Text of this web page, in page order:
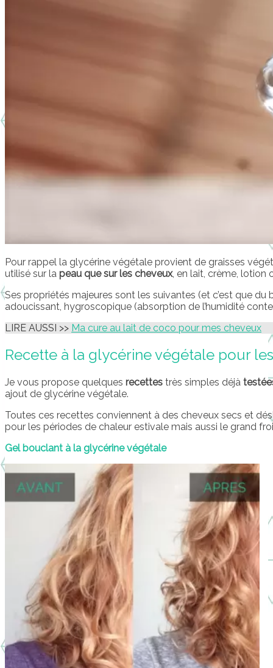
Pour rappel la glycérine végétale provient de graisses
utilisé sur la peau que sur les cheveux, en lait, crème, lotion
Ses propriétés majeures sont les suivantes (et c’est que du
adoucissant, hygroscopique (absorption de l’humidité
LIRE AUSSI >> Ma cure au lait de coco pour mes cheveux
Recette à la glycérine végétale pour
Je vous propose quelques recettes très simples déjà
ajout de glycérine végétale.
Toutes ces recettes conviennent à des cheveux secs et
pour les périodes de chaleur estivale mais aussi le grand
Gel bouclant à la glycérine végétale